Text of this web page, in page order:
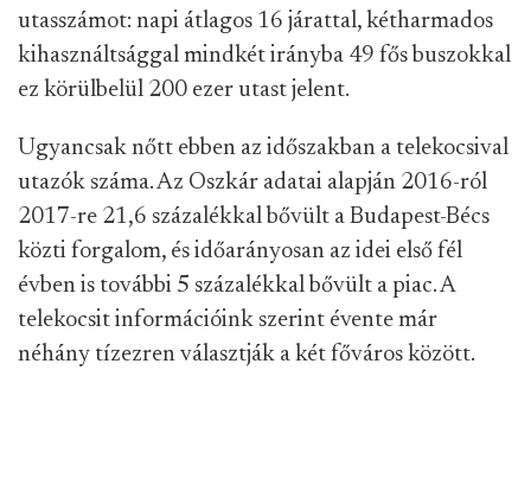
utasszámot: napi átlagos 16 járattal, kétharmados
kihasználtsággal mindkét irányba 49 fős buszokkal
ez körülbelül 200 ezer utast jelent.
Ugyancsak nőtt ebben az időszakban a telekocsival
utazók száma. Az Oszkár adatai alapján 2016-ról
2017-re 21,6 százalékkal bővült a Budapest-Bécs
közti forgalom, és időarányosan az idei első fél
évben is további 5 százalékkal bővült a piac. A
telekocsit információink szerint évente már
néhány tízezren választják a két főváros között.